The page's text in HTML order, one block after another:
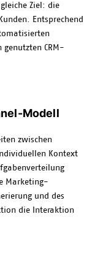
Ziel: die
Entsprechend
CRM-
Modell
zwischen
Kontext
Marketing-
und des
die Interaktion